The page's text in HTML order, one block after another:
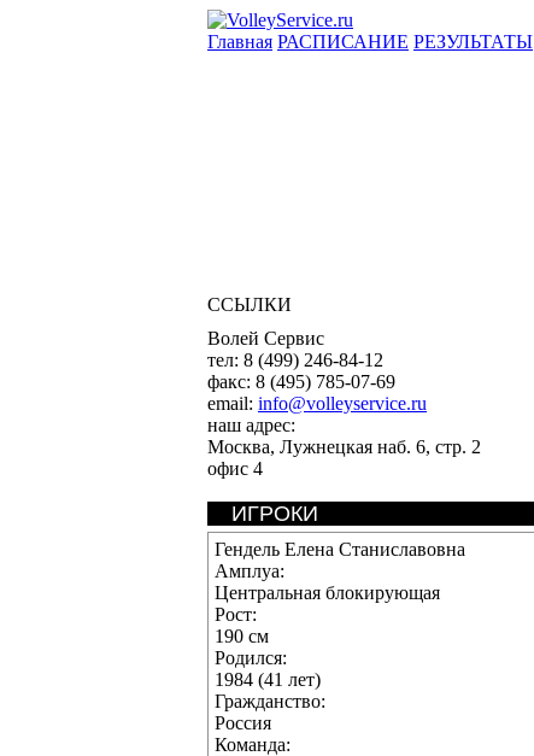
Главная РАСПИСАНИЕ РЕЗУЛЬТАТЫ
ССЫЛКИ
Волей Сервис
тел: 8 (499) 246-84-12
факс: 8 (495) 785-07-69
email: info@volleyservice.ru
наш адрес:
Москва, Лужнецкая наб. 6, стр. 2
офис 4
ИГРОКИ
Гендель Елена Станиславовна
Амплуа:
Центральная блокирующая
Рост:
190 см
Родился:
1984 (41 лет)
Гражданство:
Россия
Команда: